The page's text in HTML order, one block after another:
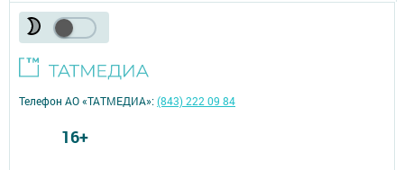
Телефон АО «ТАТМЕДИА»:(843) 222 09 84
16+